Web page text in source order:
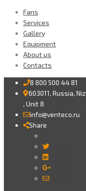
Fans
Services
Gallery
Equipment
About us
Contacts
8 800 500 44 81
603011, Russia,
, Unit 8
info@venteco.ru
Share